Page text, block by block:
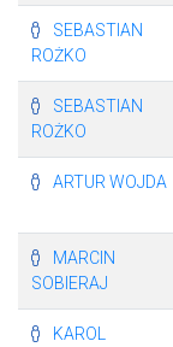
SEBASTIAN
ROŻKO
SEBASTIAN
ROŻKO
ARTUR WOJDA
MARCIN
SOBIERAJ
KAROL